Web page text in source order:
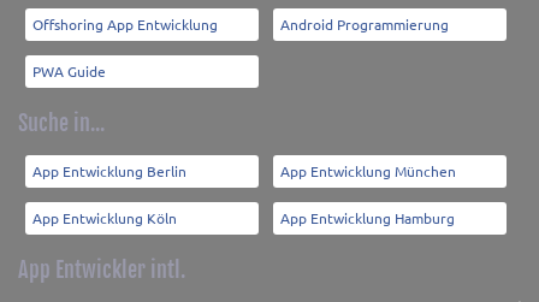
Offshoring App Entwicklung Android Programmierung
PWA Guide
Suche in...
App Entwicklung Berlin App Entwicklung München
App Entwicklung Köln App Entwicklung Hamburg
App Entwickler intl.